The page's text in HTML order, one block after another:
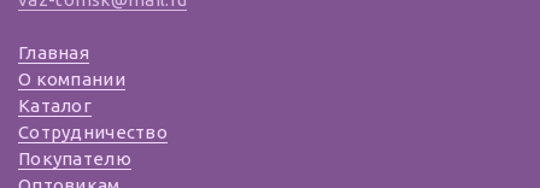
Главная
О компании
Каталог
Сотрудничество
Покупателю